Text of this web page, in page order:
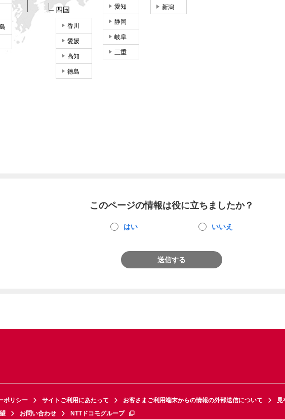
新潟
愛知
静岡
岐阜
三重
四国
香川
愛媛
高知
徳島
このページの情報は役に立ちましたか？
はい いいえ
送信する
ポリシー サイトご利用にあたって お客さまご利用端末からの情報の外部送信について
見
お問い合わせ NTTドコモグループ